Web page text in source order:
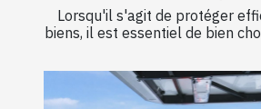
Lorsqu'il s'agit de protéger
biens, il est essentiel de bien